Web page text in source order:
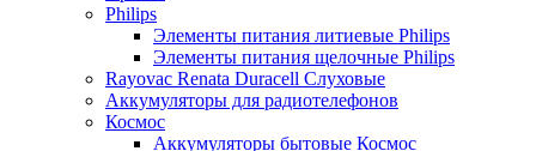
Philips
Элементы питания литиевые Philips
Элементы питания щелочные Philips
Rayovac Renata Duracell Слуховые
Аккумуляторы для радиотелефонов
Космос
Аккумуляторы бытовые Космос